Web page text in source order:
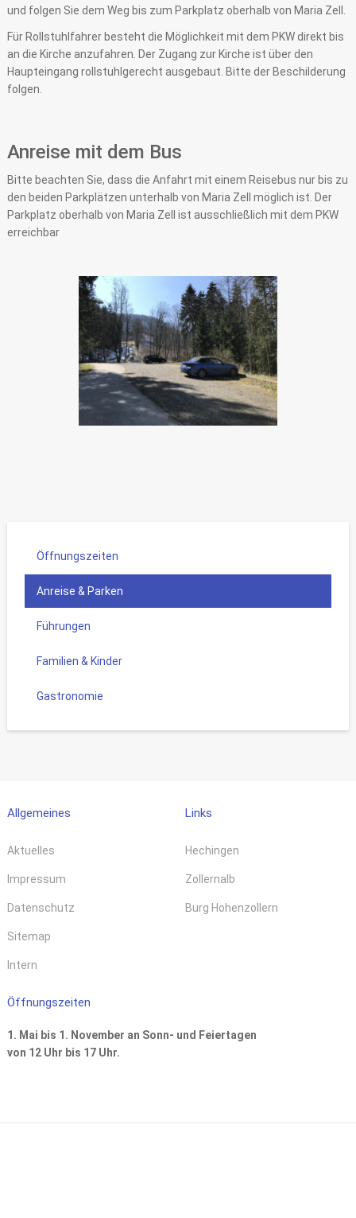
und folgen Sie dem Weg bis zum Parkplatz oberhalb von Maria Zell.
Für Rollstuhlfahrer besteht die Möglichkeit mit dem PKW direkt bis
an die Kirche anzufahren. Der Zugang zur Kirche ist über den
Haupteingang rollstuhlgerecht ausgebaut. Bitte der Beschilderung
folgen.
Anreise mit dem Bus
Bitte beachten Sie, dass die Anfahrt mit einem Reisebus nur bis zu
den beiden Parkplätzen unterhalb von Maria Zell möglich ist. Der
Parkplatz oberhalb von Maria Zell ist ausschließlich mit dem PKW
erreichbar
Öffnungszeiten
Anreise & Parken
Führungen
Familien & Kinder
Gastronomie
Allgemeines
Aktuelles
Impressum
Datenschutz
Sitemap
Intern
Links
Hechingen
Zollernalb
Burg Hohenzollern
Öffnungszeiten
1. Mai bis 1. November an Sonn- und Feiertagen
von 12 Uhr bis 17 Uhr.